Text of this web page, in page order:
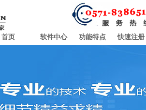
首页 软件中心 功能特点 快速注册